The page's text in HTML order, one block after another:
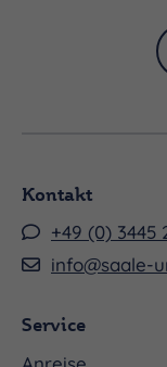
Kontakt
+49 (0) 3445
info@saale-
Service